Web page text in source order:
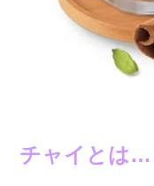
チャイとは…